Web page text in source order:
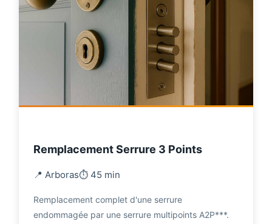
Remplacement Serrure 3 Points
📍 Arboras⏱️ 45 min
Remplacement complet d'une serrure
endommagée par une serrure multipoints A2P***.